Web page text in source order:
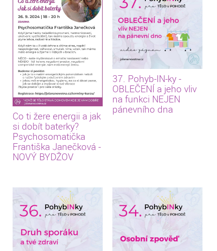
Co ti žere energii a jak
si dobít baterky?
Psychosomatička
Františka Janečková -
NOVÝ BYDŽOV
37. Pohyb-IN-ky -
OBLEČENÍ a jeho vliv
na funkci NEJEN
pánevního dna